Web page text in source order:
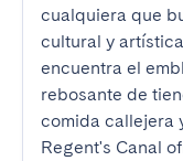
cualquiera que
cultural y
encuentra el
rebosante de
comida callejera
Regent's Canal